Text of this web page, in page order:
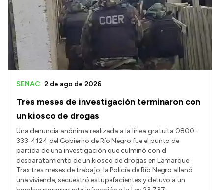
Tres meses de investigación terminaron con
un kiosco de drogas
SENAC 2 de ago de 2026
Una denuncia anónima realizada a la línea gratuita 0800-
333-4124 del Gobierno de Río Negro fue el punto de
partida de una investigación que culminó con el
desbaratamiento de un kiosco de drogas en Lamarque.
Tras tres meses de trabajo, la Policía de Río Negro allanó
una vivienda, secuestró estupefacientes y detuvo a un